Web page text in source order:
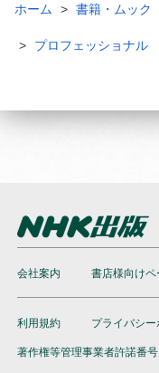
ホーム 書籍・ムック
プロフェッショナル
会社案内 書店様向けペ
利用規約 プライバシー
著作権等管理事業者許諾番号